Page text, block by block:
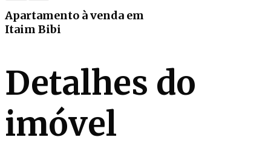
Apartamento à venda em
Itaim Bibi
Detalhes do
imóvel